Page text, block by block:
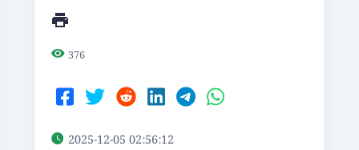
376
2025-12-05 02:56:12